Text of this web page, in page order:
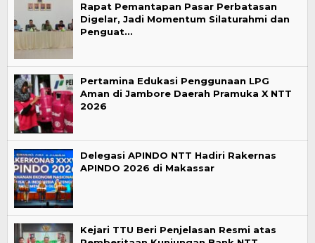
Rapat Pemantapan Pasar Perbatasan
Digelar, Jadi Momentum Silaturahmi dan
Penguat…
Pertamina Edukasi Penggunaan LPG
Aman di Jambore Daerah Pramuka X NTT
2026
Delegasi APINDO NTT Hadiri Rakernas
APINDO 2026 di Makassar
Kejari TTU Beri Penjelasan Resmi atas